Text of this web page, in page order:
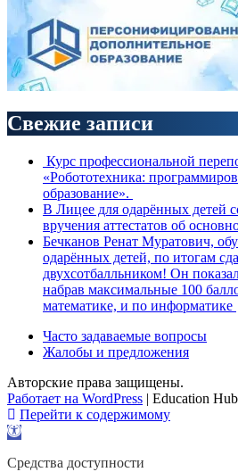
Свежие записи
Курс профессиональной
«Робототехника:
образование».
В Лицее для одарённых детей
вручения аттестатов об
Бечканов Ренат Муратович,
одарённых детей, по итогам
двухсотбалльником! Он
набрав максимальные 100
математике, и по информатике
Часто задаваемые вопросы
Жалобы и предложения
Авторские права защищены.
Работает на WordPress | Education
Перейти к содержимому
Открыть
инструментов
Средства доступности